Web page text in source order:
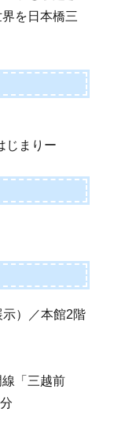
を日本橋三
じまりー
示）／本館2階
「三越前